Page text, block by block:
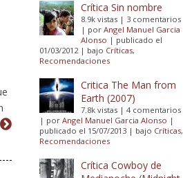
Crítica Sin nombre
8.9k vistas | 3 comentarios
| porAngel Manuel Garcia
Alonso | publicado el
01/03/2012| bajo Críticas,
Recomendaciones
Critica The Man from
Earth (2007)
7.8k vistas |4 comentarios
| porAngel Manuel Garcia Alonso |
publicado el 15/07/2013 | bajo Críticas,
Recomendaciones
Crítica Cowboy de